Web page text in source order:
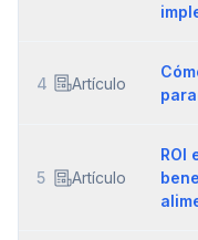
4 Artículo
5 Artículo
ROI